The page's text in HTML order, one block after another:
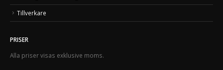
Tillverkare
PRISER
Alla priser visas exklusive moms.